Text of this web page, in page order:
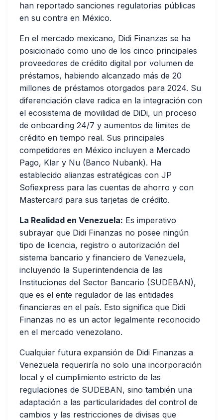
han reportado sanciones regulatorias públicas
en su contra en México.
En el mercado mexicano, Didi Finanzas se ha
posicionado como uno de los cinco principales
proveedores de crédito digital por volumen de
préstamos, habiendo alcanzado más de 20
millones de préstamos otorgados para 2024. Su
diferenciación clave radica en la integración con
el ecosistema de movilidad de DiDi, un proceso
de onboarding 24/7 y aumentos de límites de
crédito en tiempo real. Sus principales
competidores en México incluyen a Mercado
Pago, Klar y Nu (Banco Nubank). Ha
establecido alianzas estratégicas con JP
Sofiexpress para las cuentas de ahorro y con
Mastercard para sus tarjetas de crédito.
La Realidad en Venezuela: Es imperativo
subrayar que Didi Finanzas no posee ningún
tipo de licencia, registro o autorización del
sistema bancario y financiero de Venezuela,
incluyendo la Superintendencia de las
Instituciones del Sector Bancario (SUDEBAN),
que es el ente regulador de las entidades
financieras en el país. Esto significa que Didi
Finanzas no es un actor legalmente reconocido
en el mercado venezolano.
Cualquier futura expansión de Didi Finanzas a
Venezuela requeriría no solo una incorporación
local y el cumplimiento estricto de las
regulaciones de SUDEBAN, sino también una
adaptación a las particularidades del control de
cambios y las restricciones de divisas que